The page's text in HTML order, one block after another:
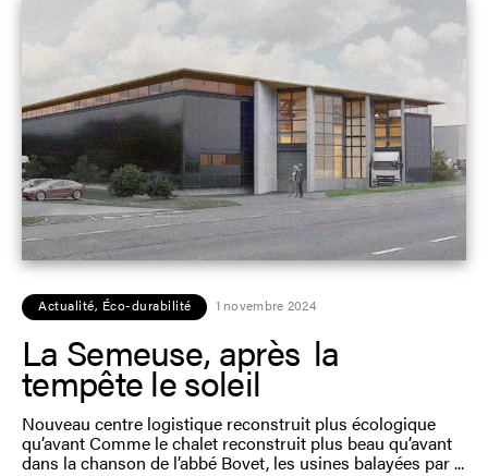
Actualité, Éco-durabilité 1 novembre 2024
La Semeuse, après la
tempête le soleil
Nouveau centre logistique reconstruit plus écologique
qu’avant Comme le chalet reconstruit plus beau qu’avant
dans la chanson de l’abbé Bovet, les usines balayées par